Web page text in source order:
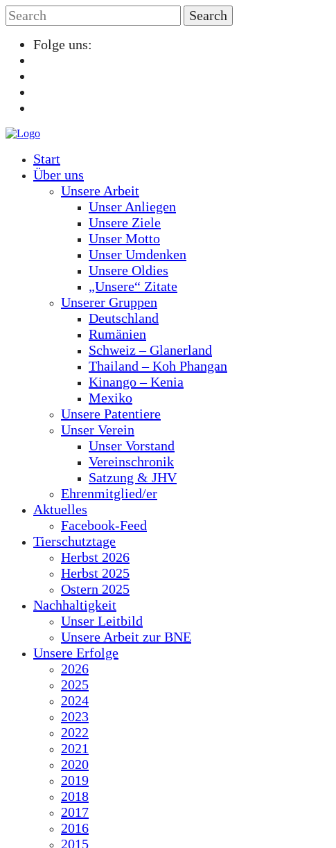
Folge uns:
Start
Über uns
Unsere Arbeit
Unser Anliegen
Unsere Ziele
Unser Motto
Unser Umdenken
Unsere Oldies
„Unsere“ Zitate
Unserer Gruppen
Deutschland
Rumänien
Schweiz – Glanerland
Thailand – Koh Phangan
Kinango – Kenia
Mexiko
Unsere Patentiere
Unser Verein
Unser Vorstand
Vereinschronik
Satzung & JHV
Ehrenmitglied/er
Aktuelles
Facebook-Feed
Tierschutztage
Herbst 2026
Herbst 2025
Ostern 2025
Nachhaltigkeit
Unser Leitbild
Unsere Arbeit zur BNE
Unsere Erfolge
2026
2025
2024
2023
2022
2021
2020
2019
2018
2017
2016
2015